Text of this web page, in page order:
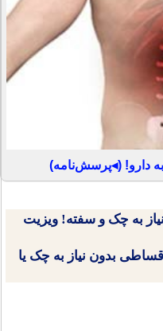
به دارو! (◂پرسش‌نامه)
به چک و سفته! ویزیت
بدون نیاز به چک یا